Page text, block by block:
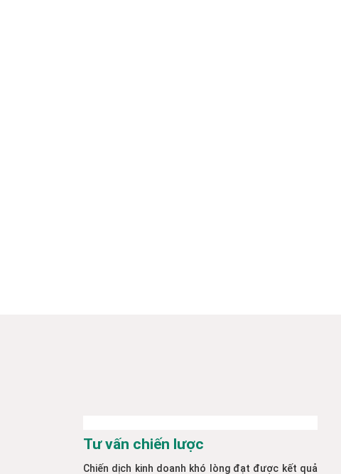
Tư vấn chiến lược
Chiến dịch kinh doanh khó lòng đạt được kết quả